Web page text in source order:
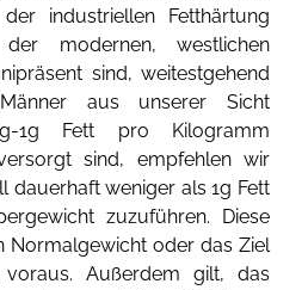
industriellen Fetthärtung
modernen, westlichen
sind, weitestgehend
aus unserer Sicht
1g Fett pro Kilogramm
sind, empfehlen wir
dauerhaft weniger als 1g Fett
zuzuführen. Diese
Normalgewicht oder das Ziel
Außerdem gilt, das